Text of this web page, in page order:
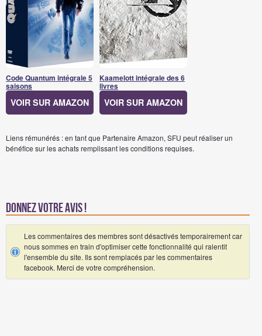
Code Quantum intégrale 5
saisons
VOIR SUR AMAZON
Kaamelott intégrale des 6
livres
VOIR SUR AMAZON
Liens rémunérés : en tant que Partenaire Amazon, SFU peut réaliser un
bénéfice sur les achats remplissant les conditions requises.
Donnez votre avis !
Les commentaires des membres sont désactivés temporairement car
nous sommes en train d'optimiser cette fonctionnalité qui ralentit
l'ensemble du site. Ils sont remplacés par les commentaires
facebook. Merci de votre compréhension.